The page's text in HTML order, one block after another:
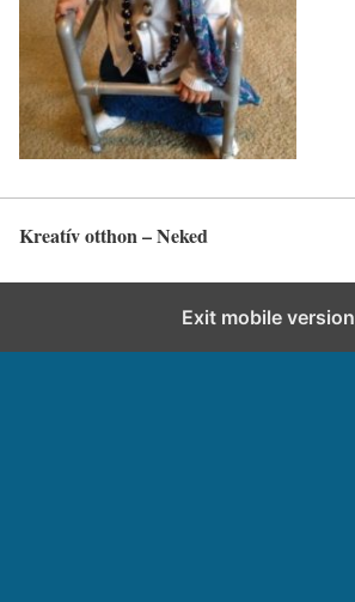
Kreatív otthon – Neked
Exit mobile version